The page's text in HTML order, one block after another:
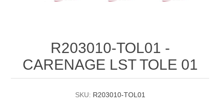
R203010-TOL01 -
CARENAGE LST TOLE 01
SKU: R203010-TOL01